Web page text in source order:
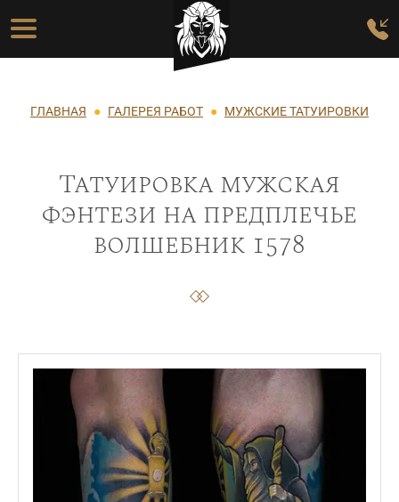
Перейти к основному содержанию
Основная навигация
Строка навигации
ГЛАВНАЯ ГАЛЕРЕЯ РАБОТ МУЖСКИЕ ТАТУИРОВКИ
Татуировка мужская
фэнтези на предплечье
волшебник 1578